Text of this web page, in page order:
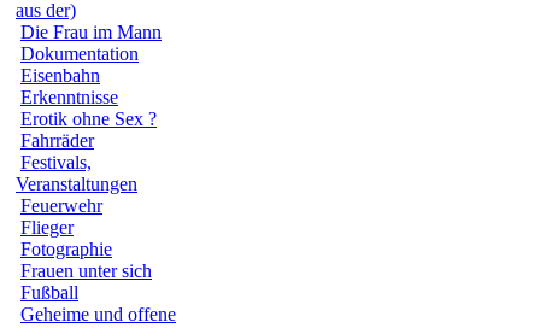
aus der)
Die Frau im Mann
Dokumentation
Eisenbahn
Erkenntnisse
Erotik ohne Sex ?
Fahrräder
Festivals,
Veranstaltungen
Feuerwehr
Flieger
Fotographie
Frauen unter sich
Fußball
Geheime und offene